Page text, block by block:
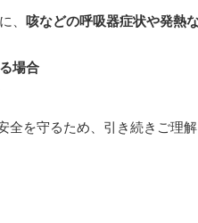
、 咳などの呼吸器症状や発熱
場合
を守るため、引き続きご理